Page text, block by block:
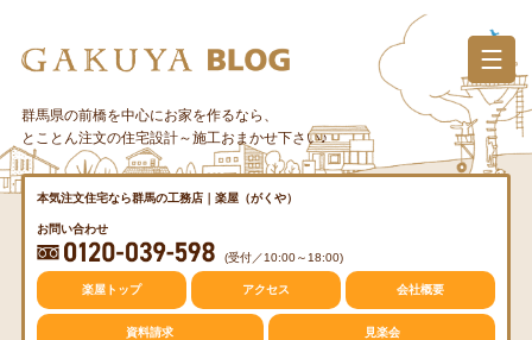
へ
ス
群馬県の前橋を中心にお家を作るなら、
とことん注文の住宅設計～施工おまかせ下さい♪
本気注文住宅なら群馬の工務店｜楽屋（がくや）
お問い合わせ
(受付／10:00～18:00)
楽屋トップ アクセス 会社概要
資料請求 見楽会
カテゴリー
質問・疑問
トレンド